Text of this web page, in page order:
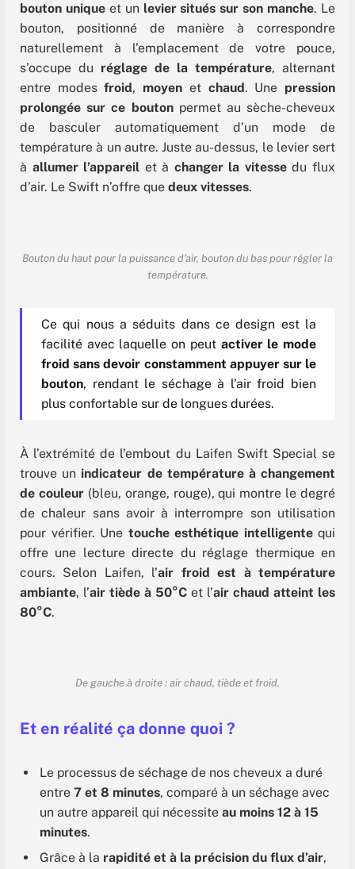
bouton uniqueet un levier situés sur son manche. Le
bouton, positionné de manière à correspondre
naturellement à l’emplacement de votre pouce,
s’occupe du réglage de la température, alternant
entre modesfroid, moyen et chaud. Une pression
prolongée sur ce boutonpermet au sèche-cheveux
de basculer automatiquement d’un mode de
température à un autre. Juste au-dessus, le levier sert
à allumer l’appareil et à changer la vitessedu flux
d’air. Le Swift n’offre que deux vitesses.
Bouton du haut pour la puissance d’air, bouton du bas pour régler la
température.
Ce qui nous a séduits dans ce design est la
facilité avec laquelle on peut activer le mode
froid sans devoir constamment appuyer sur le
bouton, rendant le séchage à l’air froid bien
plus confortable sur de longues durées.
À l’extrémité de l’embout du Laifen Swift Special se
trouve un indicateur de température à changement
de couleur(bleu, orange, rouge), qui montre le degré
de chaleur sans avoir à interrompre son utilisation
pour vérifier. Une touche esthétique intelligentequi
offre une lecture directe du réglage thermique en
cours. Selon Laifen, l’air froid est à température
ambiante, l’air tiède à 50°C et l’air chaud atteint les
80°C.
De gauche à droite : air chaud, tiède et froid.
Et en réalité ça donne quoi ?
Le processus de séchage de nos cheveux a duré
entre 7 et 8 minutes, comparé à un séchage avec
un autre appareil qui nécessite au moins 12 à 15
minutes.
Grâce à la rapidité et à la précision du flux d’air,